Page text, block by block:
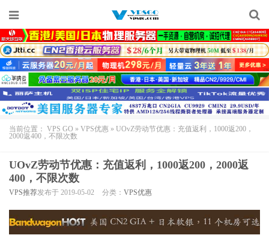
当前位置： VPS GO » VPS优惠 » UOvZ劳动节优惠：充值返利，1000返200，
2000返400，不限次数
UOvZ劳动节优惠：充值返利，1000返200，2000返
400，不限次数
VPS推荐发布于 2019-05-02 分类： VPS优惠